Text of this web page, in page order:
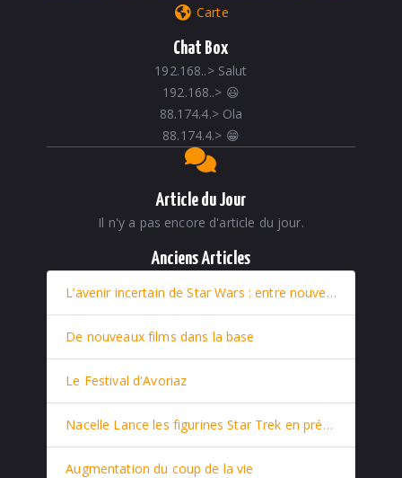
Carte
Chat Box
192.168..> Salut
192.168..> 😃
88.174.4.> Ola
88.174.4.> 😁
Article du Jour
Il n'y a pas encore d'article du jour.
Anciens Articles
L’avenir incertain de Star Wars : entre nouveaux films et retour stratégique de Rey
De nouveaux films dans la base
Le Festival d'Avoriaz
Nacelle Lance les figurines Star Trek en prévente
Augmentation du coup de la vie